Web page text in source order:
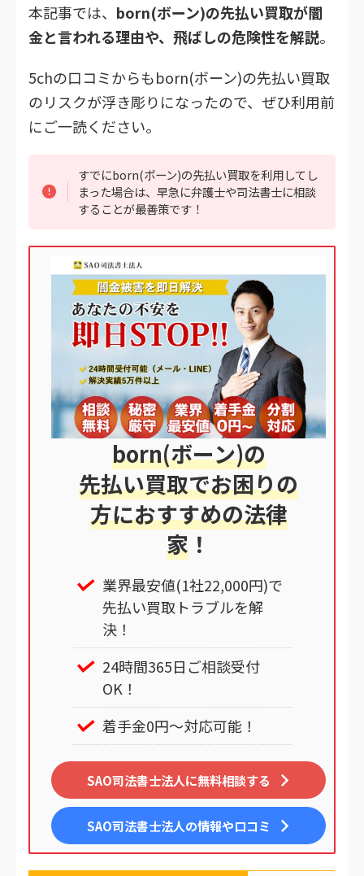
本記事では、 born(ボーン)の先払い買取が闇
金と言われる理由や、飛ばしの危険性を解説。
5chの口コミからもborn(ボーン)の先払い買取
のリスクが浮き彫りになったので、ぜひ利用前
にご一読ください。
すでにborn(ボーン)の先払い買取を利用してし
まった場合は、早急に弁護士や司法書士に相談
することが最善策です！
born(ボーン)の
先払い買取でお困りの
方におすすめの法律
家 ！
業界最安値(1社22,000円)で
先払い買取トラブルを解
決！
24時間365日ご相談受付
OK！
着手金0円～対応可能！
SAO司法書士法人に無料相談する
SAO司法書士法人の情報や口コミ